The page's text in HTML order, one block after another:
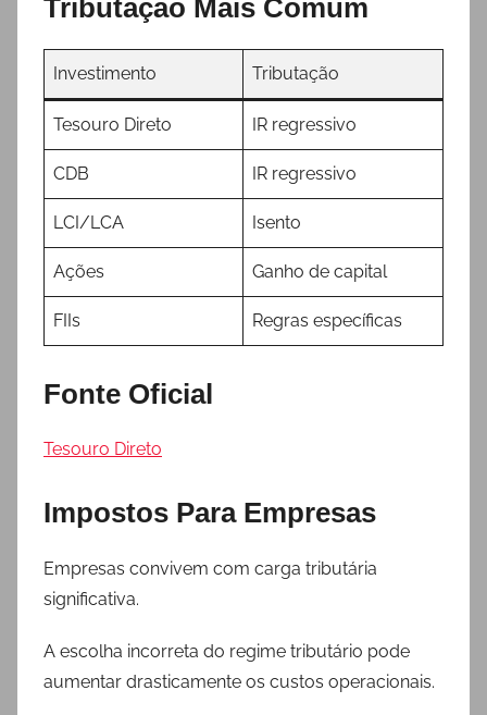
Tributação Mais Comum
Investimento Tributação
Tesouro Direto IR regressivo
CDB IR regressivo
LCI/LCA Isento
Ações Ganho de capital
FIIs Regras específicas
Fonte Oficial
Tesouro Direto
Impostos Para Empresas
Empresas convivem com carga tributária
significativa.
A escolha incorreta do regime tributário pode
aumentar drasticamente os custos operacionais.